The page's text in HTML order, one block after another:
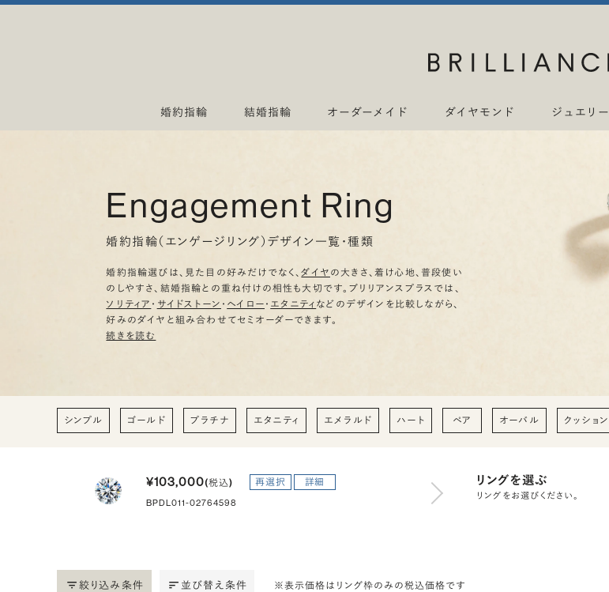
婚約指輪 結婚指輪 オーダーメイド ダイヤモンド ジュエリー
Engagement Ring
婚約指輪（エンゲージリング）デザイン一覧・種類
婚約指輪選びは、見た目の好みだけでなく、ダイヤ の大きさ、着け心地、普段使い
のしやすさ、結婚指輪との重ね付けの相性も大切です。ブリリアンスプラスでは、
ソリティア ・ サイドストーン ・ ヘイロー ・ エタニティ などのデザインを比較しながら、
好みのダイヤと組み合わせてセミオーダーできます。
続きを読む
シンプル ゴールド プラチナ エタニティ エメラルド ハート ペア オーバル クッション
¥103,000(税込) 再選択 詳細
BPDL011-02764598
リングを選ぶ
リングをお選びください。
絞り込み条件 並び替え条件 ※表示価格はリング枠のみの税込価格です